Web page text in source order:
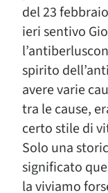
del 23
ieri sentivo
spirito
avere varie
tra le cause,
certo stile di
Solo una
significato
la viviamo